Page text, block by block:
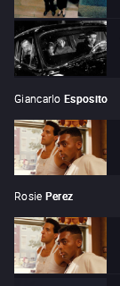
Giancarlo Esposito
Rosie Perez